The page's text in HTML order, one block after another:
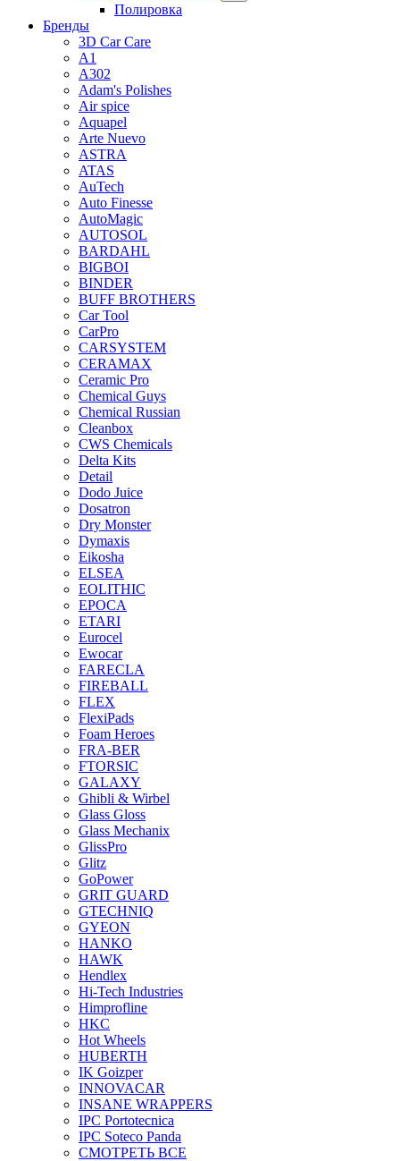
Полировка
Бренды
3D Car Care
A1
A302
Adam's Polishes
Air spice
Aquapel
Arte Nuevo
ASTRA
ATAS
AuTech
Auto Finesse
AutoMagic
AUTOSOL
BARDAHL
BIGBOI
BINDER
BUFF BROTHERS
Car Tool
CarPro
CARSYSTEM
CERAMAX
Ceramic Pro
Chemical Guys
Chemical Russian
Cleanbox
CWS Chemicals
Delta Kits
Detail
Dodo Juice
Dosatron
Dry Monster
Dymaxis
Eikosha
ELSEA
EOLITHIC
EPOCA
ETARI
Eurocel
Ewocar
FARECLA
FIREBALL
FLEX
FlexiPads
Foam Heroes
FRA-BER
FTORSIC
GALAXY
Ghibli & Wirbel
Glass Gloss
Glass Mechanix
GlissPro
Glitz
GoPower
GRIT GUARD
GTECHNIQ
GYEON
HANKO
HAWK
Hendlex
Hi-Tech Industries
Himprofline
HKC
Hot Wheels
HUBERTH
IK Goizper
INNOVACAR
INSANE WRAPPERS
IPC Portotecnica
IPC Soteco Panda
СМОТРЕТЬ ВСЕ